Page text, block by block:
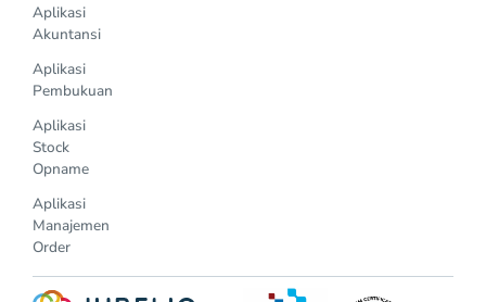
Aplikasi
Akuntansi
Aplikasi
Pembukuan
Aplikasi
Stock
Opname
Aplikasi
Manajemen
Order